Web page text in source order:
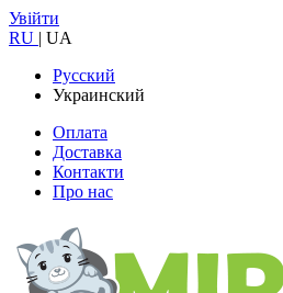
Увійти
RU | UA
Русский
Украинский
Оплата
Доставка
Контакти
Про нас